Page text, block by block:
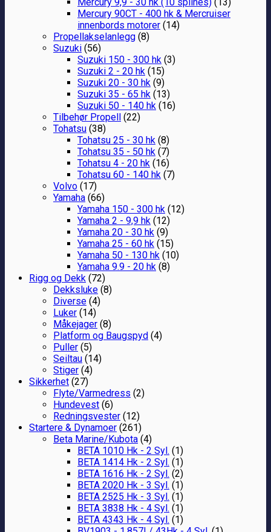
Mercury 90CT - 400 hk & Mercruiser
innenbords motorer (14)
Propellakselanlegg (8)
Suzuki (56)
Suzuki 150 - 300 hk (3)
Suzuki 2 - 20 hk (15)
Suzuki 20 - 30 hk (9)
Suzuki 35 - 65 hk (13)
Suzuki 50 - 140 hk (16)
Tilbehør Propell (22)
Tohatsu (38)
Tohatsu 25 - 30 hk (8)
Tohatsu 35 - 50 hk (7)
Tohatsu 4 - 20 hk (16)
Tohatsu 60 - 140 hk (7)
Volvo (17)
Yamaha (66)
Yamaha 150 - 300 hk (12)
Yamaha 2 - 9,9 hk (12)
Yamaha 20 - 30 hk (9)
Yamaha 25 - 60 hk (15)
Yamaha 50 - 130 hk (10)
Yamaha 9.9 - 20 hk (8)
Rigg og Dekk (72)
Dekksluke (8)
Diverse (4)
Luker (14)
Måkejager (8)
Platform og Baugspyd (4)
Puller (5)
Seiltau (14)
Stiger (4)
Sikkerhet (27)
Flyte/Varmedress (2)
Hundevest (6)
Redningsvester (12)
Startere & Dynamoer (261)
Beta Marine/Kubota (4)
BETA 1010 Hk - 2 Syl. (1)
BETA 1414 Hk - 2 Syl. (1)
BETA 1616 Hk - 2 Syl. (2)
BETA 2020 Hk - 3 Syl. (1)
BETA 2525 Hk - 3 Syl. (1)
BETA 3838 Hk - 4 Syl. (1)
BETA 4343 Hk - 4 Syl. (1)